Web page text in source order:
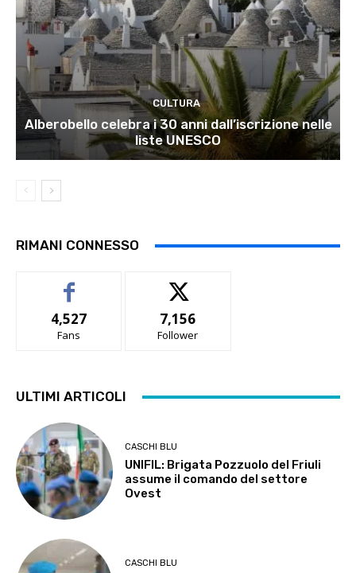
CULTURA
Alberobello celebra i 30 anni dall’iscrizione nelle
liste UNESCO
RIMANI CONNESSO
4,527
Fans
7,156
Follower
ULTIMI ARTICOLI
CASCHI BLU
UNIFIL: Brigata Pozzuolo del Friuli
assume il comando del settore
Ovest
CASCHI BLU